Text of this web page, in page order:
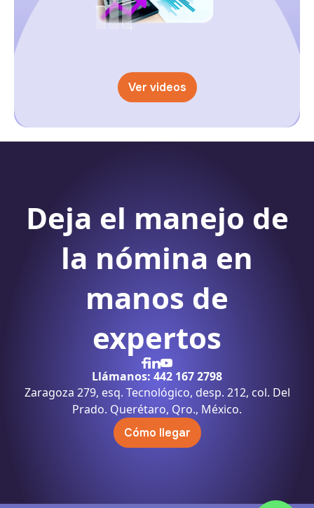
Ver videos
Deja el manejo de
la nómina en
manos de
expertos
Llámanos: 442 167 2798
Zaragoza 279, esq. Tecnológico, desp. 212, col. Del
Prado. Querétaro, Qro., México.
Cómo llegar